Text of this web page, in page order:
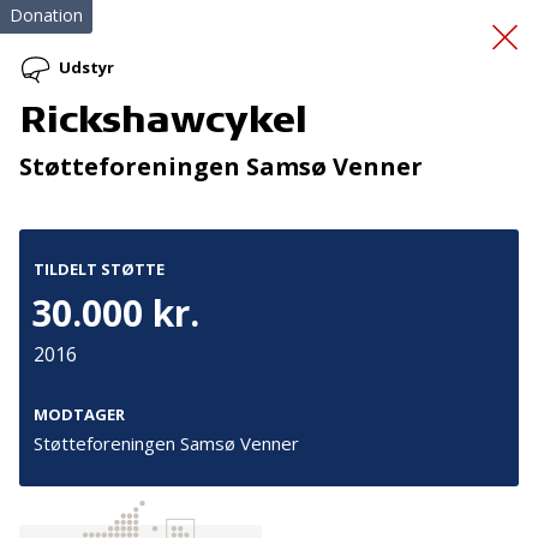
Vores Sunde Hverdag
Donation
Udstyr
Rickshawcykel
Støtteforeningen Samsø Venner
TILDELT STØTTE
30.000 kr.
2016
MODTAGER
Støtteforeningen Samsø Venner
Tilmeld nyhedsbrev
De seneste nyheder om TrygFondens og TryghedsGruppens
aktiviteter direkte i din indbakke.
Tilmeld